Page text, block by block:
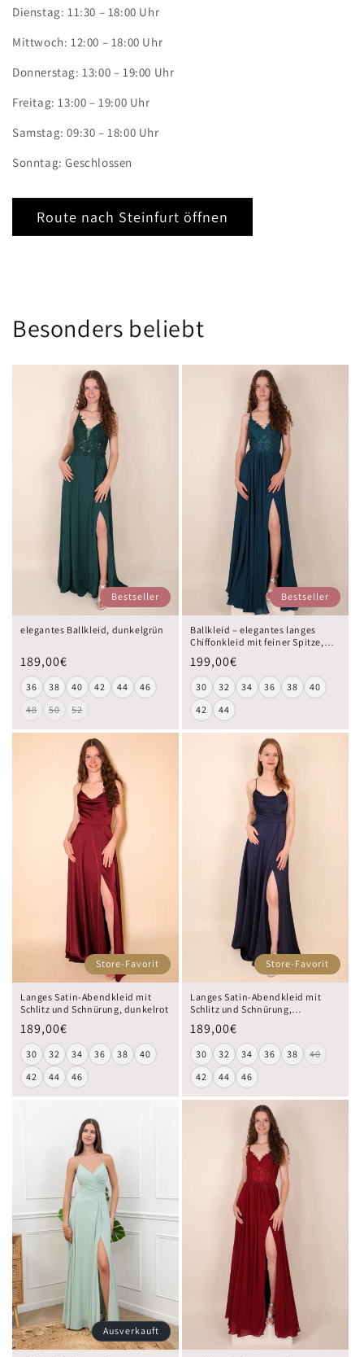
Dienstag: 11:30 – 18:00 Uhr
Mittwoch: 12:00 – 18:00 Uhr
Donnerstag: 13:00 – 19:00 Uhr
Freitag: 13:00 – 19:00 Uhr
Samstag: 09:30 – 18:00 Uhr
Sonntag: Geschlossen
Route nach Steinfurt öffnen
Besonders beliebt
Bestseller
elegantes Ballkleid, dunkelgrün
189,00€
36 38 40 42 44
46
48
50 52
Bestseller
Ballkleid – elegantes langes
Chiffonkleid mit feiner Spitze,
199,00€
30 32 34 36 38
40
42
44
Store-Favorit
Langes Satin-Abendkleid mit
Schlitz und Schnürung, dunkelrot
189,00€
30 32 34 36 38
40
42
44 46
Store-Favorit
Langes Satin-Abendkleid mit
Schlitz und Schnürung,
189,00€
30 32 34 36 38
40
42
44 46
Ausverkauft